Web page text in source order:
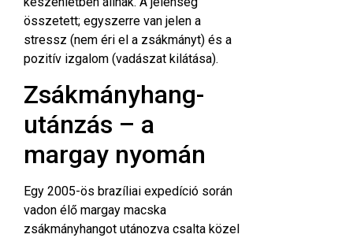
összetett; egyszerre van jelen a
stressz (nem éri el a zsákmányt) és a
pozitív izgalom (vadászat kilátása).
Zsákmányhang-
utánzás – a
margay nyomán
Egy 2005-ös brazíliai expedíció során
vadon élő margay macska
zsákmányhangot utánozva csalta közel